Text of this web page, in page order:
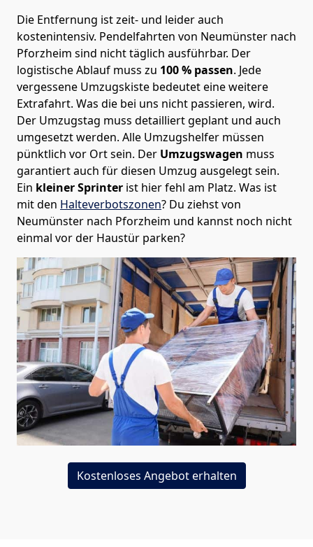
Die Entfernung ist zeit- und leider auch
kostenintensiv. Pendelfahrten von Neumünster nach
Pforzheim sind nicht täglich ausführbar. Der
logistische Ablauf muss zu 100 % passen. Jede
vergessene Umzugskiste bedeutet eine weitere
Extrafahrt. Was die bei uns nicht passieren, wird.
Der Umzugstag muss detailliert geplant und auch
umgesetzt werden. Alle Umzugshelfer müssen
pünktlich vor Ort sein. Der Umzugswagen muss
garantiert auch für diesen Umzug ausgelegt sein.
Ein kleiner Sprinter ist hier fehl am Platz. Was ist
mit den Halteverbotszonen? Du ziehst von
Neumünster nach Pforzheim und kannst noch nicht
einmal vor der Haustür parken?
Kostenloses Angebot erhalten